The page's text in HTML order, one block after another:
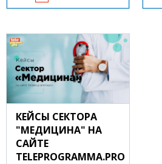
КЕЙСЫ СЕКТОРА
"МЕДИЦИНА" НА
САЙТЕ
TELEPROGRAMMA.PRO